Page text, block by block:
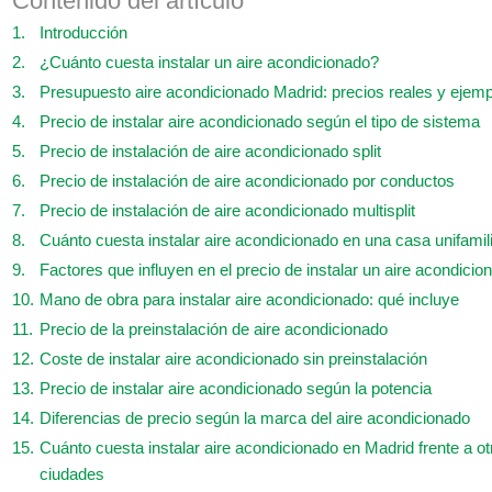
Introducción
¿Cuánto cuesta instalar un aire acondicionado?
Presupuesto aire acondicionado Madrid: precios reales y
Precio de instalar aire acondicionado según el tipo de sistema
Precio de instalación de aire acondicionado split
Precio de instalación de aire acondicionado por conductos
Precio de instalación de aire acondicionado multisplit
Cuánto cuesta instalar aire acondicionado en una casa
Factores que influyen en el precio de instalar un aire
Mano de obra para instalar aire acondicionado: qué incluye
Precio de la preinstalación de aire acondicionado
Coste de instalar aire acondicionado sin preinstalación
Precio de instalar aire acondicionado según la potencia
Diferencias de precio según la marca del aire acondicionado
Cuánto cuesta instalar aire acondicionado en Madrid frente a
ciudades